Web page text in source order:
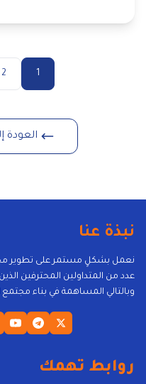
1
2
العودة
نبذة عنا
نعمل بشكلٍ مستمر على تطوير
عدد من المتداولين المحترفين
وبالتالي المساهمة في بناء مجتمع
روابط تهمك